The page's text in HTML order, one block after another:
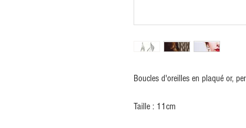
Boucles d'oreilles en plaqué or,
Taille : 11cm